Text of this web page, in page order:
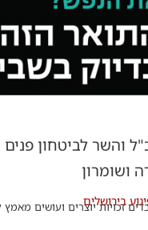
והשר לביטחון
ושומרון
בירושלים
זכויות יוצרים ועושים